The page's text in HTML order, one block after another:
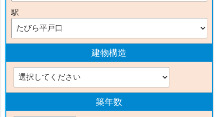
駅
建物構造
築年数